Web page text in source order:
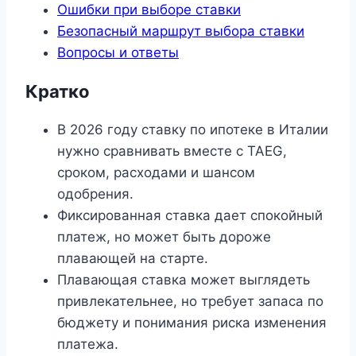
Ошибки при выборе ставки
Безопасный маршрут выбора ставки
Вопросы и ответы
Кратко
В 2026 году ставку по ипотеке в Италии
нужно сравнивать вместе с TAEG,
сроком, расходами и шансом
одобрения.
Фиксированная ставка дает спокойный
платеж, но может быть дороже
плавающей на старте.
Плавающая ставка может выглядеть
привлекательнее, но требует запаса по
бюджету и понимания риска изменения
платежа.